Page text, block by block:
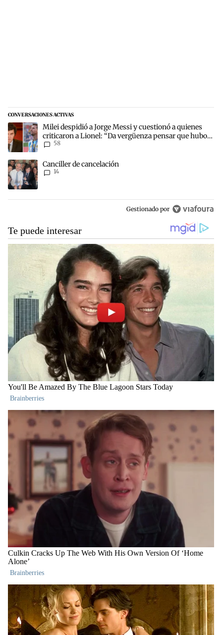
CONVERSACIONES ACTIVAS
Este listado muestra los artículos con más comentarios en los
Un artículo de tendencia con el título "Milei despidió a Jorge
Milei despidió a Jorge Messi y cuestionó a quienes
criticaron a Lionel: “Da vergüenza pensar que hubo
anti-Messi”
58
Un artículo de tendencia con el título "Canciller de cancelación"
Canciller de cancelación
14
Gestionado por